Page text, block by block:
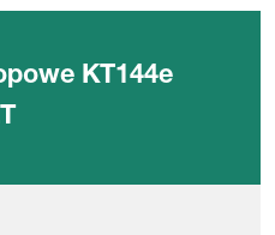
KT144e